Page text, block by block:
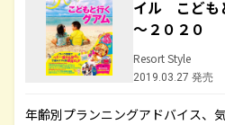
イル こども
～２０２０
Resort Style
2019.03.27 発売
年齢別プランニングアドバイス、